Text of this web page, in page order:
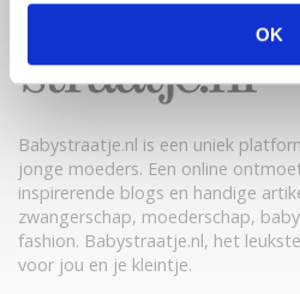
OK
Babystraatje.nl is een uniek
jonge moeders. Een online
inspirerende blogs en handige
zwangerschap, moederschap,
fashion. Babystraatje.nl, het
voor jou en je kleintje.